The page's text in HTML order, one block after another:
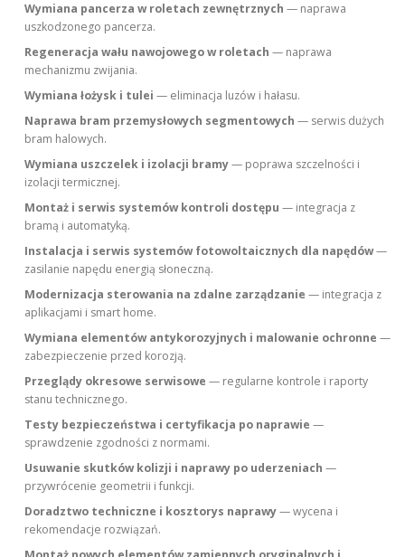
Wymiana pancerza w roletach zewnętrznych — naprawa
uszkodzonego pancerza.
Regeneracja wału nawojowego w roletach — naprawa
mechanizmu zwijania.
Wymiana łożysk i tulei — eliminacja luzów i hałasu.
Naprawa bram przemysłowych segmentowych — serwis dużych
bram halowych.
Wymiana uszczelek i izolacji bramy— poprawa szczelności i
izolacji termicznej.
Montaż i serwis systemów kontroli dostępu — integracja z
bramą i automatyką.
Instalacja i serwis systemów fotowoltaicznych dla napędów—
zasilanie napędu energią słoneczną.
Modernizacja sterowania na zdalne zarządzanie — integracja z
aplikacjami i smart home.
Wymiana elementów antykorozyjnych i malowanie ochronne —
zabezpieczenie przed korozją.
Przeglądy okresowe serwisowe — regularne kontrole i raporty
stanu technicznego.
Testy bezpieczeństwa i certyfikacja po naprawie —
sprawdzenie zgodności z normami.
Usuwanie skutków kolizji i naprawy po uderzeniach —
przywrócenie geometrii i funkcji.
Doradztwo techniczne i kosztorys naprawy— wycena i
rekomendacje rozwiązań.